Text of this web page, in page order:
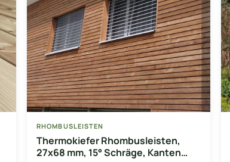
RHOMBUSLEISTEN
Thermokiefer Rhombusleisten,
27x68 mm, 15° Schräge, Kanten